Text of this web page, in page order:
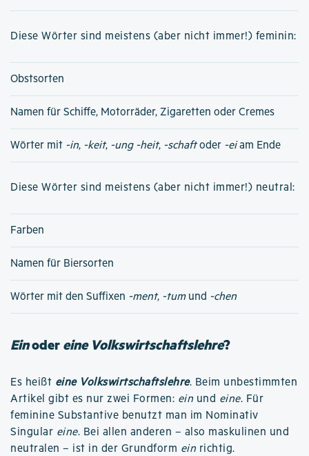
Diese Wörter sind meistens (aber nicht immer!) feminin:
Obstsorten
Namen für Schiffe, Motorräder, Zigaretten oder Cremes
Wörter mit -in, -keit, -ung -heit, -schaftoder -eiam Ende
Diese Wörter sind meistens (aber nicht immer!) neutral:
Farben
Namen für Biersorten
Wörter mit den Suffixen -ment, -tumund -chen
Einodereine Volkswirtschaftslehre?
Es heißt eine Volkswirtschaftslehre. Beim unbestimmten
Artikel gibt es nur zwei Formen: ein und eine. Für
feminine Substantive benutzt man im Nominativ
Singular eine. Bei allen anderen – also maskulinen und
neutralen – ist in der Grundform ein richtig.